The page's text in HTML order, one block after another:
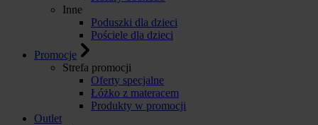
Inne
Poduszki dla dzieci
Pościele dla dzieci
Promocje
Strefa promocji
Oferty specjalne
Łóżko z materacem
Produkty w promocji
Outlet